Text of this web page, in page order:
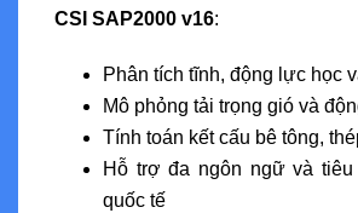
CSI SAP2000 v16:
Phân tích tĩnh, động lực học
Mô phỏng tải trọng gió và
Tính toán kết cấu bê tông,
Hỗ trợ đa ngôn ngữ và tiêu
quốc tế